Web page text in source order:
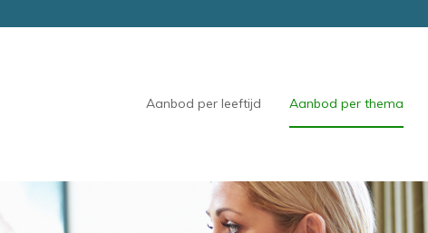
Aanbod per leeftijd Aanbod per thema